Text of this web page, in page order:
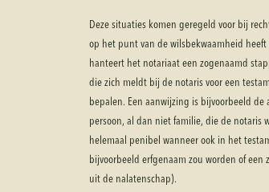
Deze situaties komen geregeld voor bij
op het punt van de wilsbekwaamheid
hanteert het notariaat een zogenaamd
die zich meldt bij de notaris voor een
bepalen. Een aanwijzing is bijvoorbeeld
persoon, al dan niet familie, die de notaris
helemaal penibel wanneer ook in het
bijvoorbeeld erfgenaam zou worden of
uit de nalatenschap).